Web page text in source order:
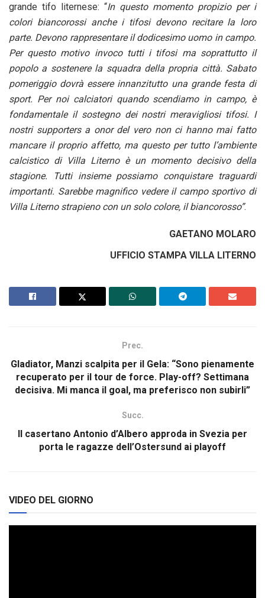
grande tifo liternese: “In questo momento propizio per i
colori biancorossi anche i tifosi devono recitare la loro
parte. Devono rappresentare il dodicesimo uomo in campo.
Per questo motivo invoco tutti i tifosi ma soprattutto il
popolo a sostenere la squadra della propria città. Sabato
pomeriggio dovrà essere innanzitutto una grande festa di
sport. Per noi calciatori quando scendiamo in campo, è
fondamentale il sostegno dei nostri meravigliosi tifosi. I
nostri supporters a onor del vero non ci hanno mai fatto
mancare il proprio affetto, ma questo per tutto l’ambiente
calcistico di Villa Literno è un momento decisivo della
stagione. Tutti insieme possiamo conquistare traguardi
importanti. Sarebbe magnifico vedere il campo sportivo di
Villa Literno strapieno con un solo colore, il biancorosso”.
GAETANO MOLARO
UFFICIO STAMPA VILLA LITERNO
Prec.
Gladiator, Manzi scalpita per il Gela: “Sono pienamente
recuperato per il tour de force. Play-off? Settimana
decisiva. Mi manca il goal, ma preferisco non subirli”
Succ.
Il casertano Antonio d’Albero approda in Svezia per
porta le ragazze dell’Ostersund ai playoff
VIDEO DEL GIORNO